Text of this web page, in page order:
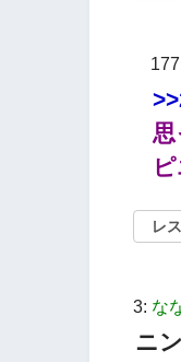
思
レ
3: な
ニ